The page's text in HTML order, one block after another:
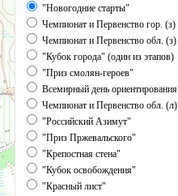
"Новогодние старты"
Чемпионат и Первенство гор. (з)
Чемпионат и Первенство обл. (з)
"Кубок города" (один из этапов)
"Приз смолян-героев"
Всемирный день ориентирования
Чемпионат и Первенство обл. (л)
"Российский Азимут"
"Приз Пржевальского"
"Крепостная стена"
"Кубок освобождения"
"Красный лист"